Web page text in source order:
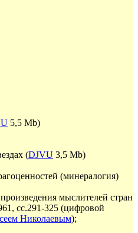
5,5 Mb)
(DJVU 3,5 Mb)
(минералогия)
мыслителей стран
сс.291-325 (цифровой
Николаевым);